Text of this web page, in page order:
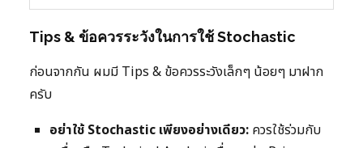
Tips & ข้อควรระวังในการใช้ Stochastic
ก่อนจากกัน ผมมี Tips & ข้อควรระวังเล็กๆ น้อยๆ มาฝาก
ครับ
อย่าใช้ Stochastic เพียงอย่างเดียว: ควรใช้ร่วมกับ